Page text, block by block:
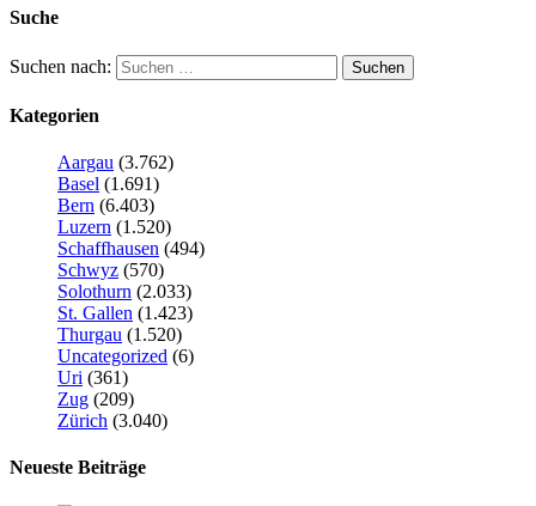
Suche
Suchen nach:
Kategorien
Aargau (3.762)
Basel (1.691)
Bern (6.403)
Luzern (1.520)
Schaffhausen (494)
Schwyz (570)
Solothurn (2.033)
St. Gallen (1.423)
Thurgau (1.520)
Uncategorized (6)
Uri (361)
Zug (209)
Zürich (3.040)
Neueste Beiträge